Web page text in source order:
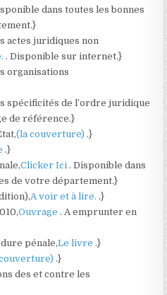
dans toutes les bonnes
actes juridiques non
. Disponible sur internet.}
organisations
spécificités de l’ordre juridique
de référence.}
(la couverture).}
.}
Clicker Ici. Disponible dans
de votre département.}
A voir et à lire..}
Ouvrage. A emprunter en
pénale,Le livre.}
.}
des et contre les